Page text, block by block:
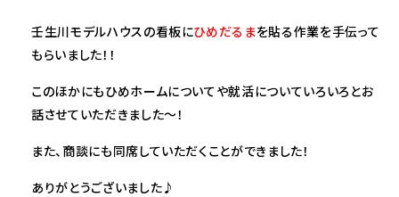
壬生川モデルハウスの看板にひめだるまを貼る作業を手伝って
もらいました！！
このほかにもひめホームについてや就活についていろいろとお
話させていただきました～！
また、商談にも同席していただくことができました！
ありがとうございました♪